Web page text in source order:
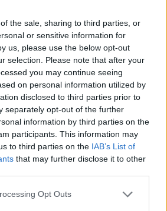
the sale, sharing to third parties, or
or sensitive information for
us, please use the below opt-out
selection. Please note that after your
you may continue seeing
on personal information utilized by
disclosed to third parties prior to
separately opt-out of the further
information by third parties on the
participants. This information may
to third parties on the IAB’s List of
that may further disclose it to other
Opt Outs
couleur mixte entre le bleu et
pouvez pas vraiment déterminer
des sous-tons neutres.
sous-tons neutres ont un
froids et chauds. Pour ces
fonds de teint avec des
ou “sable”.
doit se fondre naturellement